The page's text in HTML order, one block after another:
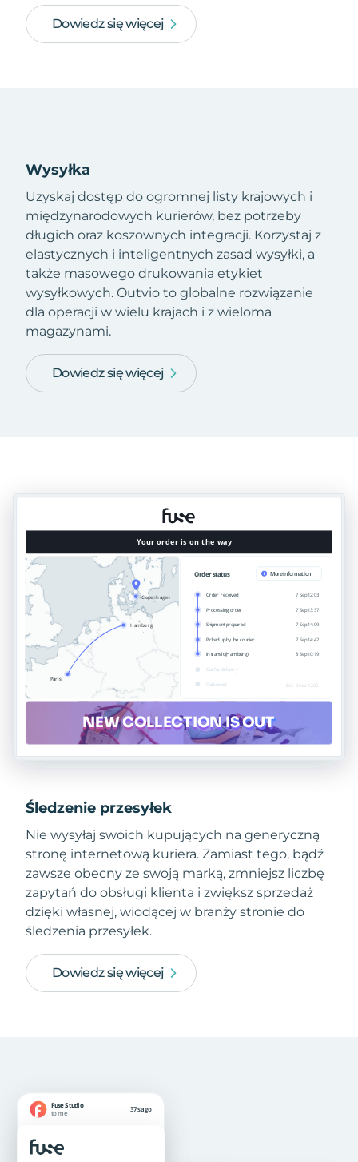
Dowiedz się więcej
Wysyłka
Uzyskaj dostęp do ogromnej listy krajowych i
międzynarodowych kurierów, bez potrzeby
długich oraz koszownych integracji. Korzystaj z
elastycznych i inteligentnych zasad wysyłki, a
także masowego drukowania etykiet
wysyłkowych. Outvio to globalne rozwiązanie
dla operacji w wielu krajach i z wieloma
magazynami.
Dowiedz się więcej
Śledzenie przesyłek
Nie wysyłaj swoich kupujących na generyczną
stronę internetową kuriera. Zamiast tego, bądź
zawsze obecny ze swoją marką, zmniejsz liczbę
zapytań do obsługi klienta i zwiększ sprzedaż
dzięki własnej, wiodącej w branży stronie do
śledzenia przesyłek.
Dowiedz się więcej